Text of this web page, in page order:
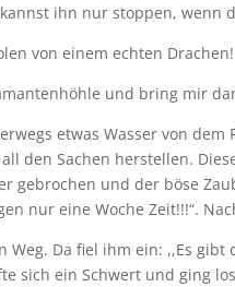
ihn nur stoppen, wenn
von einem echten Drachen!
und bring mir
etwas Wasser von
den Sachen herstellen.
gebrochen und der böse
nur eine Woche Zeit!!!“.
Weg. Da fiel ihm ein: ,,Es
sich ein Schwert und ging